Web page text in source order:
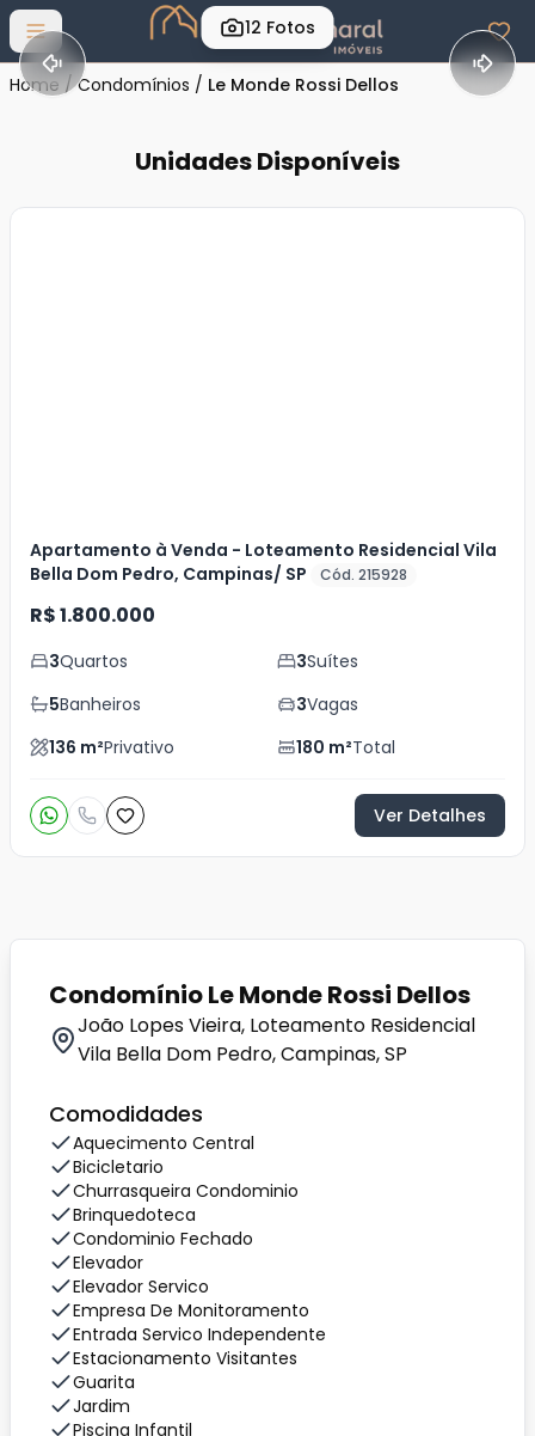
Abrir menu
12 Fotos
Home / Condomínios / Le Monde Rossi Dellos
Unidades Disponíveis
Apartamento à Venda - Loteamento Residencial Vila
Bella Dom Pedro, Campinas/ SP
Cód. 215928
R$ 1.800.000
3Quartos 3Suítes
5Banheiros 3Vagas
136 m²Privativo 180 m²Total
Ver Detalhes
Condomínio Le Monde Rossi Dellos
João Lopes Vieira, Loteamento Residencial
Vila Bella Dom Pedro, Campinas, SP
Comodidades
Aquecimento Central
Bicicletario
Churrasqueira Condominio
Brinquedoteca
Condominio Fechado
Elevador
Elevador Servico
Empresa De Monitoramento
Entrada Servico Independente
Estacionamento Visitantes
Guarita
Jardim
Piscina Infantil